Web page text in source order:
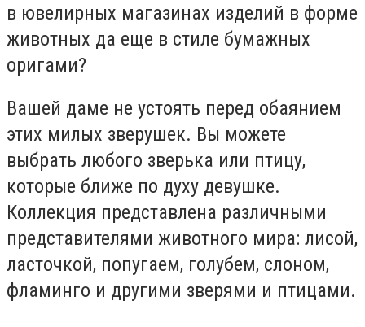
в ювелирных магазинах изделий в форме
животных да еще в стиле бумажных
оригами?
Вашей даме не устоять перед обаянием
этих милых зверушек. Вы можете
выбрать любого зверька или птицу,
которые ближе по духу девушке.
Коллекция представлена различными
представителями животного мира: лисой,
ласточкой, попугаем, голубем, слоном,
фламинго и другими зверями и птицами.